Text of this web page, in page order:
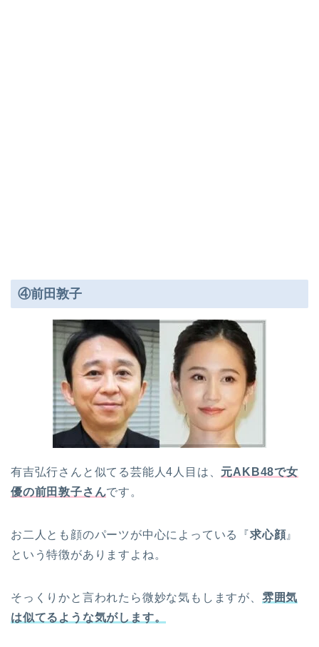
④前田敦子
有吉弘行さんと似てる芸能人4人目は、 元AKB48で女
優の前田敦子さんです。
お二人とも顔のパーツが中心によっている 『求心顔』
という特徴がありますよね。
そっくりかと言われたら微妙な気もしますが、 雰囲気
は似てるような気がします。